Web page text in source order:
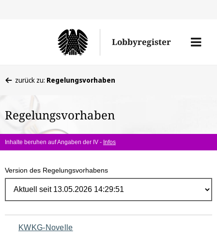
Lobbyregister
Menü
befinden
hier:
zurück zu: Regelungsvorhaben
Regelungsvorhaben
Inhalte beruhen auf Angaben der IV - Infos
Version des Regelungsvorhabens
Navigation
KWKG-Novelle